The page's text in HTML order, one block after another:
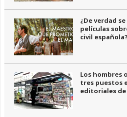
¿De verdad
películas
civil española?
Los hombres
tres puestos
editoriales